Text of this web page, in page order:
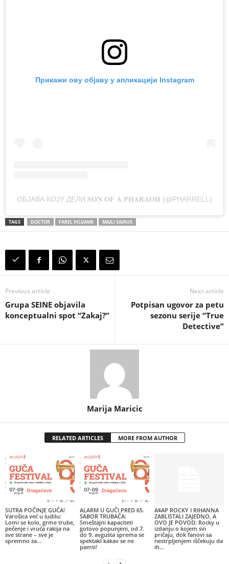
Прикажи ову објаву у апликацији Instagram
ОБЈАВА КОЈУ ДЕЛИ 𝐒𝐎𝐍 𝐎𝐅 𝐀 𝐏𝐇𝐀𝐑𝐀𝐎𝐇 (@PHARRELL)
TAGS DOCTOR FAREL VILIJAMS MAJLI SAJRUS
Previous article
Grupa SEINE objavila
konceptualni spot “Zakaj?”
Next article
Potpisan ugovor za petu
sezonu serije “True
Detective”
Marija Maricic
RELATED ARTICLES MORE FROM AUTHOR
SUTRA POČINJE GUČA!
Varošica već u ludilu:
Lomi se kolo, grme trube,
pečenje i vruća rakija na
sve strane – sve je
spremno za...
ALARM U GUČI PRED 65.
SABOR TRUBAČA:
Smeštajni kapaciteti
gotovo popunjeni, od 7.
do 9. avgusta sprema se
spektakl kakav se ne
pamti!
A$AP ROCKY I RIHANNA
ZABLISTALI ZAJEDNO, A
OVO JE POVOD: Rocky u
izdanju o kojem svi
pričaju, dok fanovi sa
nestrpljenjem iščekuju da
ih...